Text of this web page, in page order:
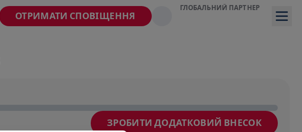
ОТРИМАТИ СПОВІЩЕННЯ
ГЛОБАЛЬНИЙ ПАРТНЕР
ЗРОБИТИ ДОДАТКОВИЙ ВНЕСОК